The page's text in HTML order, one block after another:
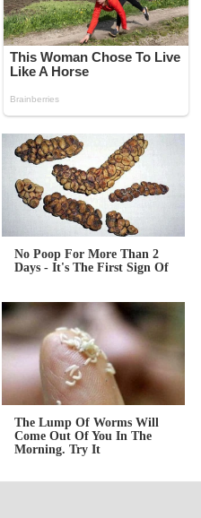
No Poop For More Than 2
Days - It's The First Sign Of
The Lump Of Worms Will
Come Out Of You In The
Morning. Try It